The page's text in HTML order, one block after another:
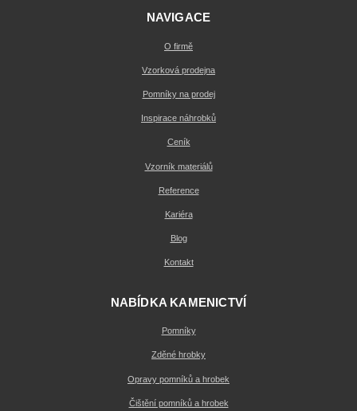
NAVIGACE
O firmě
Vzorková prodejna
Pomníky na prodej
Inspirace náhrobků
Ceník
Vzorník materiálů
Reference
Kariéra
Blog
Kontakt
NABÍDKA KAMENICTVÍ
Pomníky
Zděné hrobky
Opravy pomníků a hrobek
Čištění pomníků a hrobek